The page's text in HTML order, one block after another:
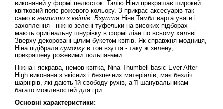
виконаний у формі пелюсток. Талію Ніни прикрашає широкий
квітковий пояс рожевого кольору. З прикрас-аксесуарів так
само є намисто з квітів. Взуття Ніни Тамбл варта уваги і
захоплення - ніжно зелені туфельки на високих підборах
мають оригінальну шнурівку в формі ліан по всьому халяві.
Зверху декоровані цілим букетом квітів. Як справжня модниця,
Ніна підібрала сумочку в тон взуття - таку ж зелену,
прикрашену рожевими тюльпанами.
Ніжна і яскрава, немов квітка, Nina Thumbell basic Ever After
High виконана з якісних і безпечних матеріалів, має безліч
шарнірів, які дають їй свободу рухів, а її шанувальникам
багато можливостей для гри.
Основні характеристики: